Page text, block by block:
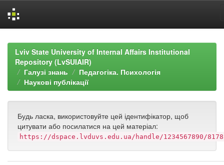
navigationLviv State University of Internal Affairs Institutional
Repository (LvSUIAIR)
Галузі знань
Педагогіка. Психологія
Наукові публікації
Будь ласка, використовуйте цей ідентифікатор, щоб
цитувати або посилатися на цей матеріал:
https://dspace.lvduvs.edu.ua/handle/1234567890/8178